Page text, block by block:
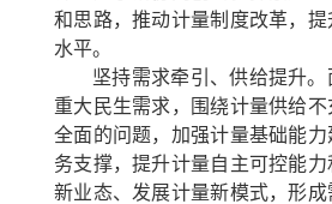
和思路，推动计量制度改革，
水平。
坚持需求牵引、供给提升。
重大民生需求，围绕计量供给
全面的问题，加强计量基础能
务支撑，提升计量自主可控能
新业态、发展计量新模式，形